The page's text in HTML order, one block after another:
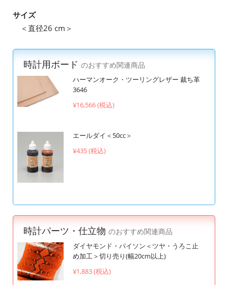
サイズ
＜直径26 cm＞
時計用ボード のおすすめ関連商品
ハーマンオーク・ツーリングレザー 裁ち革
3646
¥16,566 (税込)
エールダイ＜50cc＞
¥435 (税込)
時計パーツ・仕立物 のおすすめ関連商品
ダイヤモンド・パイソン＜ツヤ・うろこ止
め加工＞切り売り(幅20cm以上)
¥1,883 (税込)